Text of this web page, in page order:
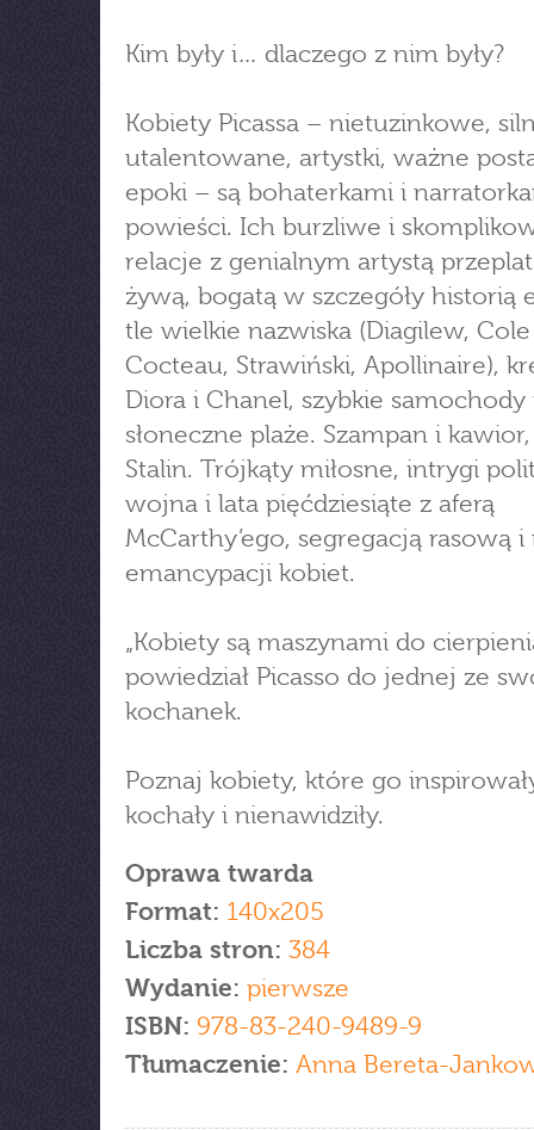
Kim były i… dlaczego z nim były?
Kobiety Picassa – nietuzinkowe,
utalentowane, artystki, ważne
epoki – są bohaterkami i
powieści. Ich burzliwe i
relacje z genialnym artystą
żywą, bogatą w szczegóły historią
tle wielkie nazwiska (Diagilew,
Cocteau, Strawiński, Apollinaire),
Diora i Chanel, szybkie samochody
słoneczne plaże. Szampan i
Stalin. Trójkąty miłosne, intrygi
wojna i lata pięćdziesiąte z aferą
McCarthy’ego, segregacją rasową
emancypacji kobiet.
„Kobiety są maszynami do
powiedział Picasso do jednej ze
kochanek.
Poznaj kobiety, które go
kochały i nienawidziły.
Oprawa twarda
Format: 140x205
Liczba stron: 384
Wydanie: pierwsze
ISBN: 978-83-240-9489-9
Tłumaczenie: Anna Bereta-